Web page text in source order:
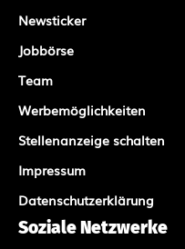
Newsticker
Jobbörse
Team
Werbemöglichkeiten
Stellenanzeige schalten
Impressum
Datenschutzerklärung
Soziale Netzwerke